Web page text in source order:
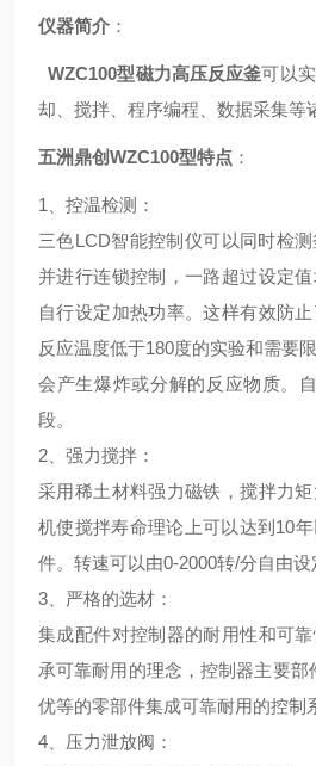
仪器简介 ：
WZC100型磁力高压反应釜可以
却、搅拌、程序编程、数据采集等
五洲鼎创WZC100型特点 ：
1、 控温检测 ：
三色LCD智能控制仪可以同时检测
并进行连锁控制，一路超过设定
自行设定加热功率。这样有效防
反应温度低于180度的实验和需要
会产生爆炸或分解的反应物质。
段。
2、 强力搅拌 ：
采用稀土材料强力磁铁，搅拌力
机使搅拌寿命理论上可以达到10
件。转速可以由0-2000转/分自由设
3、 严格的选材 ：
集成配件对控制器的耐用性和可
承可靠耐用的理念，控制器主要部
优等的零部件集成可靠耐用的控制
4、压力泄放阀：